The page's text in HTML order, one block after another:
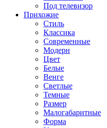
Под телевизор
Прихожие
Стиль
Классика
Современные
Модерн
Цвет
Белые
Венге
Светлые
Темные
Размер
Малогабаритные
Форма